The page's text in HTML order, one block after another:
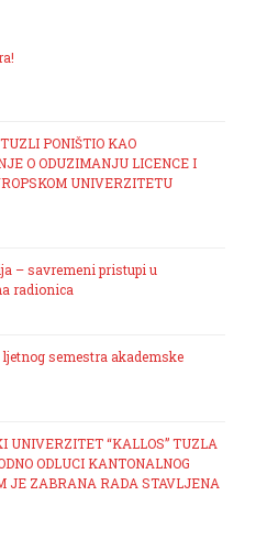
PONIŠTIO KAO
O ODUZIMANJU LICENCE I
UNIVERZITETU
– savremeni pristupi u
radionica
semestra akademske
UNIVERZITET “KALLOS” TUZLA
ODLUCI KANTONALNOG
JE ZABRANA RADA STAVLJENA